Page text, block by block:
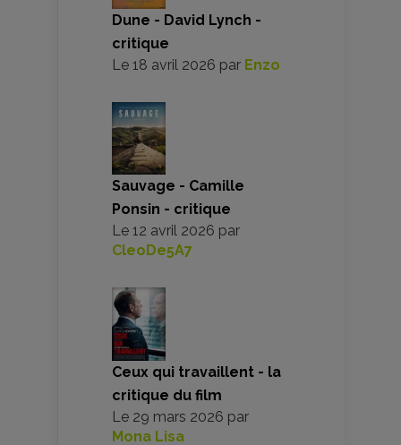
Dune - David Lynch -
critique
Le 18 avril 2026 par Enzo
Sauvage - Camille
Ponsin - critique
Le 12 avril 2026 par
CleoDe5A7
Ceux qui travaillent - la
critique du film
Le 29 mars 2026 par
Mona Lisa